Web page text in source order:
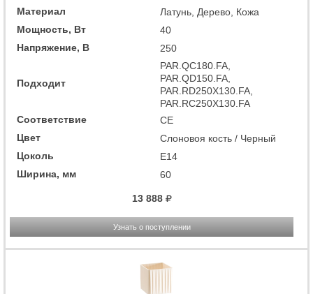
Материал
Латунь, Дерево, Кожа
Мощность, Вт
40
Напряжение, В
250
Подходит
PAR.QC180.FA,
PAR.QD150.FA,
PAR.RD250X130.FA,
PAR.RC250X130.FA
Соответствие
CE
Цвет
Слоновоя кость / Черный
Цоколь
E14
Ширина, мм
60
13 888
Узнать о поступлении